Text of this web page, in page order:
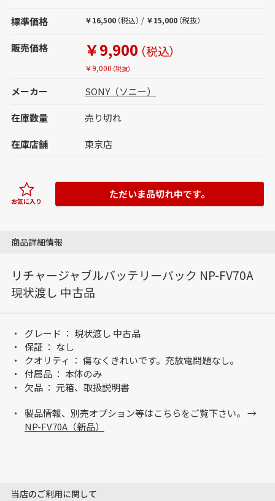
標準価格 ￥16,500 （税込） / ￥15,000 （税抜）
販売価格 ￥9,900 （税込）
￥9,000 （税抜）
メーカー SONY（ソニー）
在庫数量 売り切れ
在庫店舗 東京店
ただいま品切れ中です。
お気に入り
商品詳細情報
リチャージャブルバッテリーパック NP-FV70A
現状渡し 中古品
グレード ： 現状渡し 中古品
保証 ： なし
クオリティ ： 傷なくきれいです。充放電問題なし。
付属品 ： 本体のみ
欠品 ： 元箱、取扱説明書
製品情報、別売オプション等はこちらをご覧下さい。 →
NP-FV70A（新品）
当店のご利用に関して